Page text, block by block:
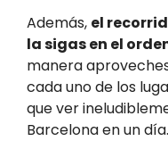
Además, el
la sigas en el
manera
cada uno de los
que ver
Barcelona en un día.